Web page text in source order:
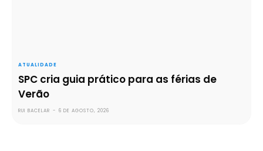
ATUALIDADE
SPC cria guia prático para as férias de
Verão
RUI BACELAR - 6 DE AGOSTO, 2026